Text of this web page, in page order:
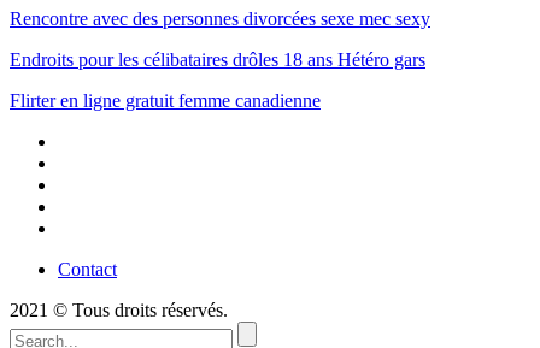
Rencontre avec des personnes divorcées sexe mec sexy
Endroits pour les célibataires drôles 18 ans Hétéro gars
Flirter en ligne gratuit femme canadienne
Contact
2021 © Tous droits réservés.